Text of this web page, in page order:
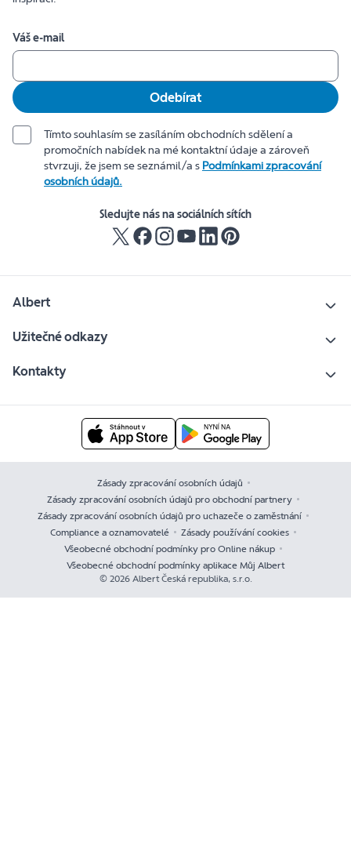
Váš e-mail
Odebírat
Tímto souhlasím se zasíláním obchodních sdělení a
promočních nabídek na mé kontaktní údaje a zároveň
stvrzuji, že jsem se seznámil/a s Podmínkami zpracování
osobních údajů.
Sledujte nás na sociálních sítích
Albert
Užitečné odkazy
Kontakty
Zásady zpracování osobních údajů
Zásady zpracování osobních údajů pro obchodní partnery
Zásady zpracování osobních údajů pro uchazeče o zaměstnání
Compliance a oznamovatelé
Zásady používání cookies
Všeobecné obchodní podmínky pro Online nákup
Všeobecné obchodní podmínky aplikace Můj Albert
© 2026 Albert Česká republika, s.r.o.